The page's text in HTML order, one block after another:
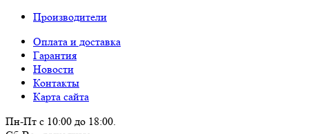
Производители
Оплата и доставка
Гарантия
Новости
Контакты
Карта сайта
Пн-Пт с 10:00 до 18:00.